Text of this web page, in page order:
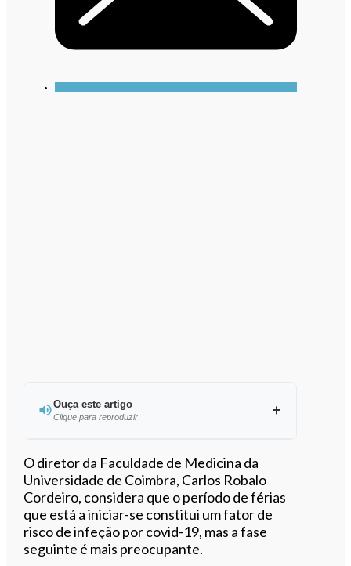
Ouça este artigo
Clique para reproduzir
Ouvir este artigo
O diretor da Faculdade de Medicina da
Universidade de Coimbra, Carlos Robalo
Cordeiro, considera que o período de férias
que está a iniciar-se constitui um fator de
risco de infeção por covid-19, mas a fase
seguinte é mais preocupante.